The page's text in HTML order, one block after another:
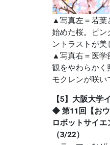
▲写真左＝若葉
始めた桜。ピン
ントラストが美
▲写真右＝医学
観をやわらかく
モクレンが咲い
【5】大阪大学
◆ 第11回【お
ロボットサイエ
（3/22）